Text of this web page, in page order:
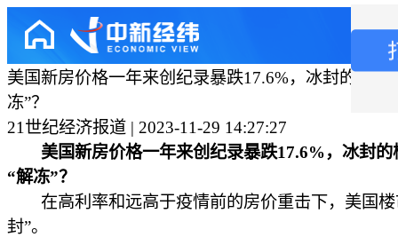
美国新房价格一年来创纪录暴跌17.6%，冰封的楼市
冻”？
21世纪经济报道 | 2023-11-29 14:27:27
美国新房价格一年来创纪录暴跌17.6%，冰封的
“解冻”？
在高利率和远高于疫情前的房价重击下，美国楼
封”。